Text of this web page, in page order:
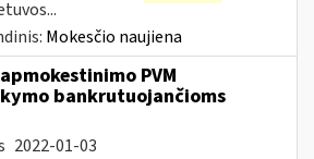
Mokesčio naujiena
PVM
bankrutuojančioms
2022-01-03